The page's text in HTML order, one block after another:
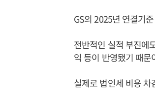
GS의 2025년 연결기
전반적인 실적 부진에
익 등이 반영됐기 때문
실제로 법인세 비용